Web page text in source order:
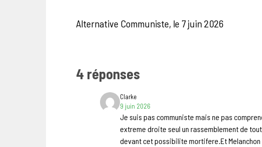
Alternative Communiste, le 7 juin 2026
4 réponses
Clarke
9 juin 2026
Je suis pas communiste mais ne pas
extreme droite seul un rassemblement de
devant cet possibilite mortifere.Et Melanchon